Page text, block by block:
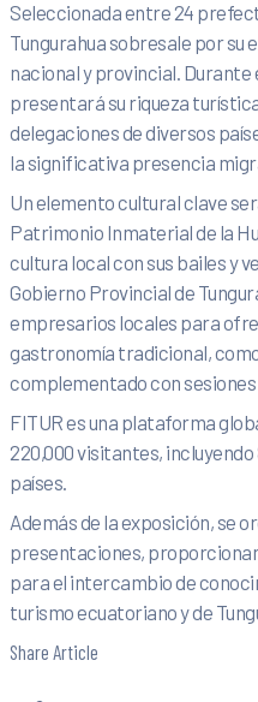
Seleccionada entre 24
Tungurahua sobresale por su
nacional y provincial. Durante
presentará su riqueza
delegaciones de diversos
la significativa presencia
Un elemento cultural clave
Patrimonio Inmaterial de la
cultura local con sus bailes y
Gobierno Provincial de
empresarios locales para
gastronomía tradicional,
complementado con
FITUR es una plataforma
220,000 visitantes,
países.
Además de la exposición, se
presentaciones,
para el intercambio de
turismo ecuatoriano y de
Share Article